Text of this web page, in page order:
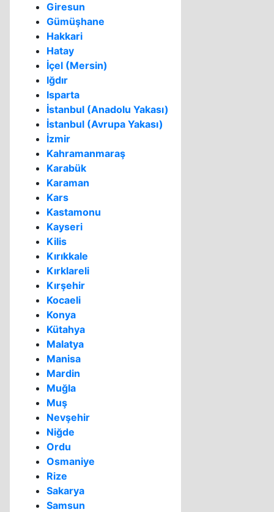
Giresun
Gümüşhane
Hakkari
Hatay
İçel (Mersin)
Iğdır
Isparta
İstanbul (Anadolu Yakası)
İstanbul (Avrupa Yakası)
İzmir
Kahramanmaraş
Karabük
Karaman
Kars
Kastamonu
Kayseri
Kilis
Kırıkkale
Kırklareli
Kırşehir
Kocaeli
Konya
Kütahya
Malatya
Manisa
Mardin
Muğla
Muş
Nevşehir
Niğde
Ordu
Osmaniye
Rize
Sakarya
Samsun